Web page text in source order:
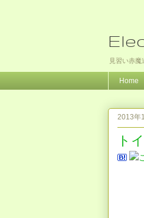
見習い赤魔
Home
2013年
ト